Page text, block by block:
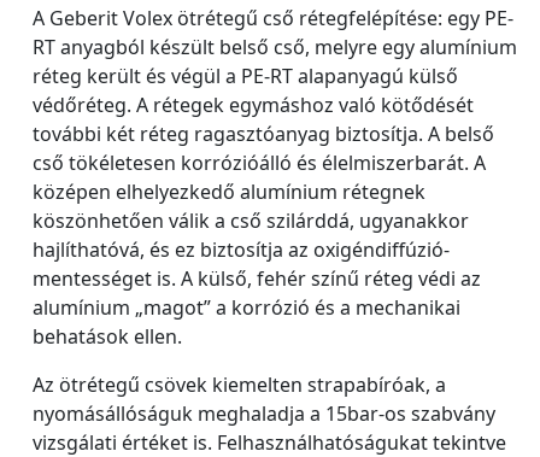
A Geberit Volex ötrétegű cső rétegfelépítése: egy PE-
RT anyagból készült belső cső, melyre egy alumínium
réteg került és végül a PE-RT alapanyagú külső
védőréteg. A rétegek egymáshoz való kötődését
további két réteg ragasztóanyag biztosítja. A belső
cső tökéletesen korrózióálló és élelmiszerbarát. A
középen elhelyezkedő alumínium rétegnek
köszönhetően válik a cső szilárddá, ugyanakkor
hajlíthatóvá, és ez biztosítja az oxigéndiffúzió-
mentességet is. A külső, fehér színű réteg védi az
alumínium „magot” a korrózió és a mechanikai
behatások ellen.
Az ötrétegű csövek kiemelten strapabíróak, a
nyomásállóságuk meghaladja a 15bar-os szabvány
vizsgálati értéket is. Felhasználhatóságukat tekintve